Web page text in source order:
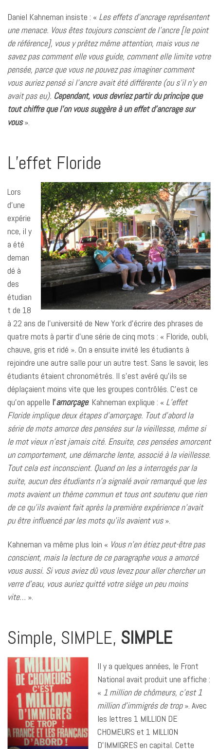
Daniel Kahneman insiste : « Les effets d’ancrage représentent
une menace. Vous êtes toujours conscient de l’ancre [le point
de référence], vous y prêtez même attention, mais vous ne
savez pas comment elle vous guide, comment elle limite votre
pensée, parce que vous ne pouvez pas imaginer comment
vous auriez pensé si l’ancre avait été différente (ou s’il n’y en
avait pas eu). Cependant, vous devriez partir du principe que
tout chiffre que l’on vous suggère à un effet d’ancrage sur
vous».
L’effet Floride
Lors
d’une
expérie
nce, il y
a été
deman
dé à
des
étudian
t de 18
à 22 ans de l’université de New York d’écrire des phrases de
quatre mots à partir d’une série de cinq mots : « Floride, oubli,
chauve, gris et ridé ». On a ensuite invité les étudiants à
rejoindre une autre salle pour un autre test. Sans le savoir, les
étudiants étaient chronométrés. Il s’est avéré qu’ils se
déplaçaient moins vite que les groupes contrôlés. C’est ce
qu’on appelle l’amorçage. Kahneman explique : « L’effet
Floride implique deux étapes d’amorçage. Tout d’abord la
série de mots amorce des pensées sur la vieillesse, même si
le mot vieux n’est jamais cité. Ensuite, ces pensées amorcent
un comportement, une démarche lente, associé à la vieillesse.
Tout cela est inconscient. Quand on les a interrogés par la
suite, aucun des étudiants n’a signalé avoir remarqué que les
mots avaient un thème commun et tous ont soutenu que rien
de ce qu’ils avaient fait après la première expérience n’avait
pu être influencé par les mots qu’ils avaient vus».
Kahneman va même plus loin « Vous n’en étiez peut-être pas
conscient, mais la lecture de ce paragraphe vous a amorcé
vous aussi. Si vous aviez dû vous levez pour aller chercher un
verre d’eau, vous auriez quitté votre siège un peu moins
vite… ».
Simple, SIMPLE, SIMPLE
Il y a quelques années, le Front
National avait produit une affiche :
« 1 million de chômeurs, c’est 1
million d’immigrés de trop». Avec
les lettres 1 MILLION DE
CHOMEURS et 1 MILLION
D’IMMIGRES en capital. Cette